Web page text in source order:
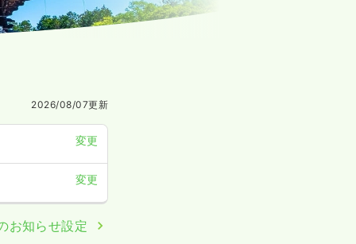
2026/08/07更新
変更
変更
お知らせ設定